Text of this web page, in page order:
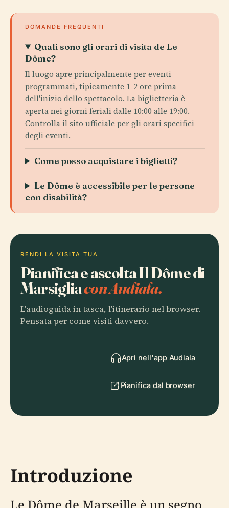
DOMANDE FREQUENTI
Quali sono gli orari di visita de Le
Dôme?
Il luogo apre principalmente per eventi
programmati, tipicamente 1-2 ore prima
dell'inizio dello spettacolo. La biglietteria è
aperta nei giorni feriali dalle 10:00 alle 19:00.
Controlla il sito ufficiale per gli orari specifici
degli eventi.
Come posso acquistare i biglietti?
Le Dôme è accessibile per le persone
con disabilità?
RENDI LA VISITA TUA
Pianifica e ascolta Il Dôme di
Marsigliacon Audiala.
L'audioguida in tasca, l'itinerario nel browser.
Pensata per come visiti davvero.
Apri nell'app Audiala
Pianifica dal browser
Introduzione